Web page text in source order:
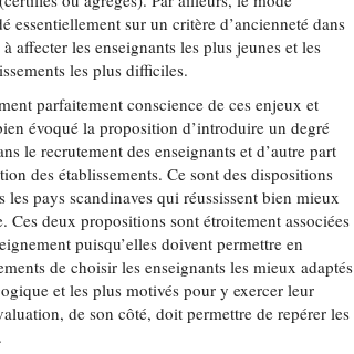
essentiellement sur un critère d’ancienneté dans
affecter les enseignants les plus jeunes et les
les plus difficiles.
parfaitement conscience de ces enjeux et
évoqué la proposition d’introduire un degré
le recrutement des enseignants et d’autre part
des établissements. Ce sont des dispositions
pays scandinaves qui réussissent bien mieux
Ces deux propositions sont étroitement associées
puisqu’elles doivent permettre en
de choisir les enseignants les mieux adaptés
et les plus motivés pour y exercer leur
de son côté, doit permettre de repérer les